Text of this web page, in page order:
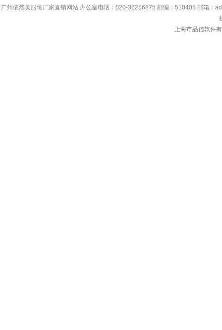
广州依然美服饰厂家直销网站 办公室电话：020-36256875 邮编：510405 邮箱：
上海市品信软件